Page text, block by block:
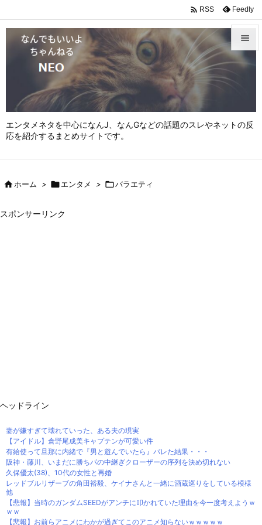
エンタメネタを中心になんJ、なんGなどの話題のスレやネットの反
応を紹介するまとめサイトです。



 RSS Feedly
ホーム > エンタメ > バラエティ
スポンサーリンク
ヘッドライン
妻が嫌すぎて壊れていった、ある夫の現実
【アイドル】倉野尾成美キャプテンが可愛い件
有給使って旦那に内緒で『男と遊んでいたら』バレた結果・・・
阪神・藤川、いまだに勝ちパの中継ぎクローザーの序列を決め切れない
久保優太(38)、10代の女性と再婚
レッドブルリザーブの角田裕毅、ケイナさんと一緒に酒蔵巡りをしている模様
他
【悲報】当時のガンダムSEEDがアンチに叩かれていた理由を今一度考えようｗ
ｗｗ
【悲報】お前らアニメにわかが過ぎてこのアニメ知らないｗｗｗｗｗ